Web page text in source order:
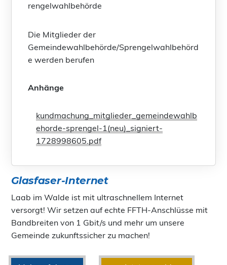
rengelwahlbehörde
Die Mitglieder der
Gemeindewahlbehörde/Sprengelwahlbehörd
e werden berufen
Anhänge
kundmachung_mitglieder_gemeindewahlb
ehorde-sprengel-1(neu)_signiert-
1728998605.pdf
Glasfaser-Internet
Laab im Walde ist mit ultraschnellem Internet
versorgt! Wir setzen auf echte FFTH-Anschlüsse mit
Bandbreiten von 1 Gbit/s und mehr um unsere
Gemeinde zukunftssicher zu machen!